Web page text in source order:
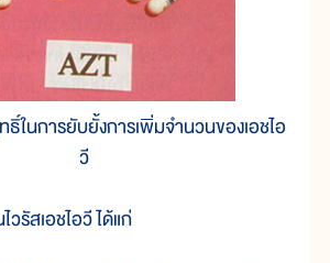
ในการยับยั้งการเพิ่มจำนวนของเอชไอ
วี
สเอชไอวี ได้แก่